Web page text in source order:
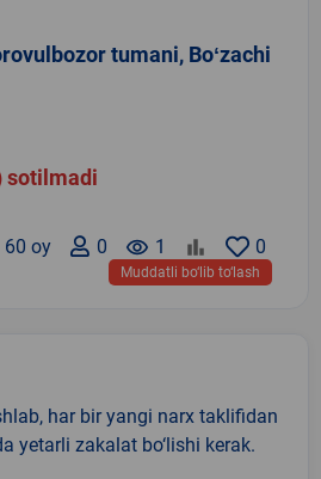
tumani, Boʻzachi
sotilmadi
0
remove_red_eye 1
0
60 oy
Muddatli bo‘lib to‘lash
har bir yangi narx taklifidan
yetarli zakalat bo‘lishi kerak.